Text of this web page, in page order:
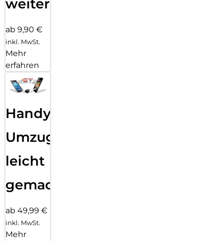
weiter
ab 9,90 €
inkl. MwSt.
Mehr
erfahren
Handy
Umzug
leicht
gemacht!
ab 49,99 €
inkl. MwSt.
Mehr